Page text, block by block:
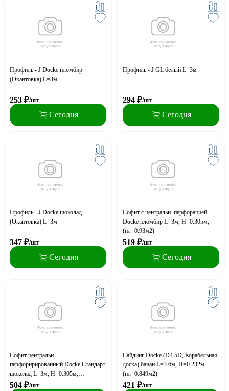
Профиль - J Docke пломбир
(Окантовка) L=3м
253 ₽/шт
Сегодня
Профиль - J GL белый L=3м
294 ₽/шт
Сегодня
Профиль - J Docke шоколад
(Окантовка) L=3м
347 ₽/шт
Сегодня
Софит с центральн. перфорацией
Docke пломбир L=3м, H=0.305м,
(пл=0.93м2)
519 ₽/шт
Сегодня
Софит центральн.
перфорирированный Docke Стандарт
шоколад L=3м, H=0.305м,
(пл=0.93м2)
504 ₽/шт
Сайдинг Docke (D4.5D, Корабельная
доска) банан L=3.6м, H=0.232м
(пл=0.849м2)
421 ₽/шт